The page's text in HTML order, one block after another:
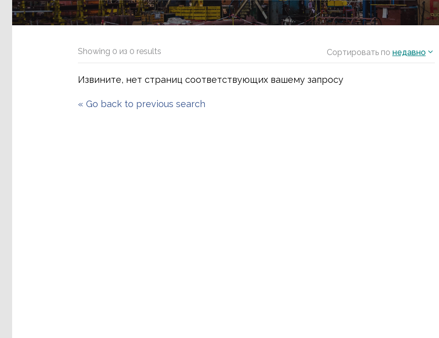
Showing 0 из 0 results Сортировать по недавно
Извините, нет страниц соответствующих вашему запросу
«Go back to previous search